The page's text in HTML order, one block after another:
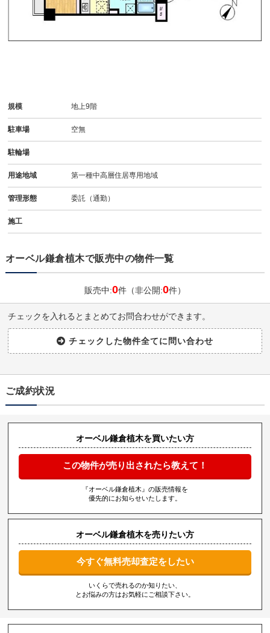
規模 地上9階
駐車場 空無
駐輪場
用途地域 第一種中高層住居専用地域
管理形態 委託（通勤）
施工
オーベル鎌倉植木で販売中の物件一覧
販売中:0件（非公開:0件）
チェックを入れるとまとめてお問合わせができます。
ご成約状況
オーベル鎌倉植木を買いたい方
この物件が売り出されたら教えて！
『オーベル鎌倉植木』の販売情報を
優先的にお知らせいたします。
オーベル鎌倉植木を売りたい方
今すぐ無料売却査定をしたい
いくらで売れるのか知りたい、
とお悩みの方はお気軽にご相談下さい。